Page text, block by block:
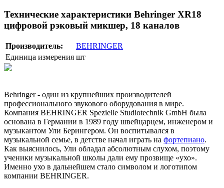
Технические характеристики Behringer XR18
цифровой рэковый микшер, 18 каналов
Производитель:
BEHRINGER
Единица измерения шт
Behringer - один из крупнейших производителей
профессионального звукового оборудования в мире.
Компания BEHRINGER Spezielle Studiotechnik GmbH была
основана в Германии в 1989 году швейцарцем, инженером и
музыкантом Ули Берингером. Он воспитывался в
музыкальной семье, в детстве начал играть на фортепиано.
Как выяснилось, Ули обладал абсолютным слухом, поэтому
ученики музыкальной школы дали ему прозвище «ухо».
Именно ухо в дальнейшем стало символом и логотипом
компании BEHRINGER.